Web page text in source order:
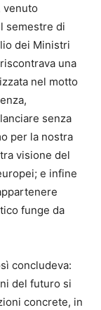
venuto
semestre di
dei Ministri
una
nel motto
senza
per la nostra
visione del
e infine
funge da
concludeva:
del futuro si
concrete, in